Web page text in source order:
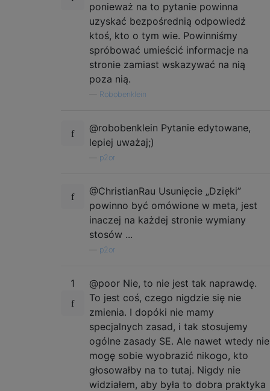
ponieważ na to pytanie powinna
uzyskać bezpośrednią odpowiedź
ktoś, kto o tym wie. Powinniśmy
spróbować umieścić informacje na
stronie zamiast wskazywać na nią
poza nią.
Robobenklein
@robobenklein Pytanie edytowane,
lepiej uważaj;)
p2or
@ChristianRau Usunięcie „Dzięki”
powinno być omówione w meta, jest
inaczej na każdej stronie wymiany
stosów ...
p2or
1
@poor Nie, to nie jest tak naprawdę.
To jest coś, czego nigdzie się nie
zmienia. I dopóki nie mamy
specjalnych zasad, i tak stosujemy
ogólne zasady SE. Ale nawet wtedy nie
mogę sobie wyobrazić nikogo, kto
głosowałby na to tutaj. Nigdy nie
widziałem, aby była to dobra praktyka